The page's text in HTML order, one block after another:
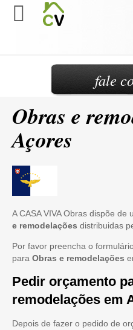
Obras e
Açores
A CASA VIVA Obras dispõe de
e remodelações distribuidas
Por favor preencha o
para Obras e remodelações
Pedir orçamento
remodelações em
Depois de fazer o pedido de
fale